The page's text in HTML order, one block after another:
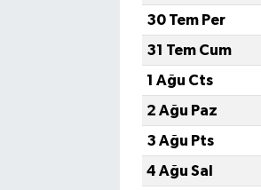
30 Tem Per
31 Tem Cum
1 Ağu Cts
2 Ağu Paz
3 Ağu Pts
4 Ağu Sal